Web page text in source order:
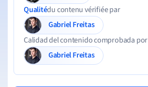
Qualitédu contenu vérifiée par
Gabriel Freitas
Calidad del contenido comprobada por
Gabriel Freitas